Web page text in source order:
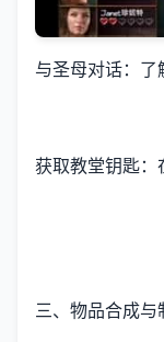
与圣母对话：了
获取教堂钥匙：
三、物品合成与